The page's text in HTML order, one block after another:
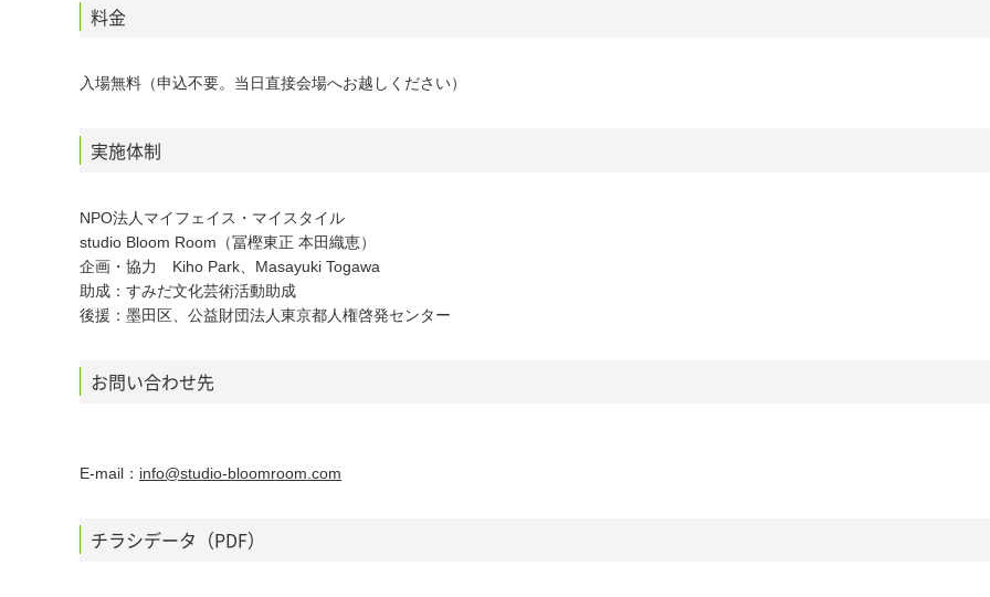
料金
入場無料（申込不要。当日直接会場へお越しください）
実施体制
NPO法人マイフェイス・マイスタイル
studio Bloom Room（冨樫東正 本田織恵）
企画・協力 Kiho Park、Masayuki Togawa
助成：すみだ文化芸術活動助成
後援：墨田区、公益財団法人東京都人権啓発センター
お問い合わせ先
E-mail： info@studio-bloomroom.com
チラシデータ（PDF）